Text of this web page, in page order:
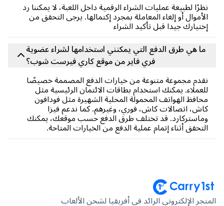
لطبيعة عمليات الشراء الرقمية داخل اللعبة، لا يمكننا رد
أو إلغاء المعاملة بمجرد إكتمالها. يرجى التحقق من
جيدا قبل تأكيد الشراء
هي طرق الدفع التي يمكنني استخدامها لشراء عضوية
فري فاير من موقع كاري فيرست شوب؟
مجموعة متنوعة من خيارات الدفع المصممة خصيصًا
يمكنك استخدام بطاقات الائتمان الرئيسية مثل
الهواتف المحمولة المحلية الشهيرة مثل فودافون
اتصالات كاش، فوري، وغيرهم. كما ندعم فيزا
قد تختلف طرق الدفع حسب موقعك، يمكنك
أثناء إتمام عملية الدفع من الخيارات المتاحة.
الإلكتروني الرائد في أفريقيا لشحن الألعاب